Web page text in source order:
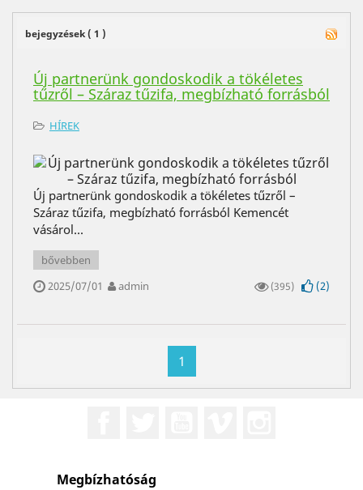
bejegyzések ( 1 )
Új partnerünk gondoskodik a tökéletes
tűzről – Száraz tűzifa, megbízható forrásból
HÍREK
Új partnerünk gondoskodik a tökéletes tűzről –
Száraz tűzifa, megbízható forrásból Kemencét
vásárol...
bővebben
2025/07/01
admin (395) (2)
1
Megbízhatóság